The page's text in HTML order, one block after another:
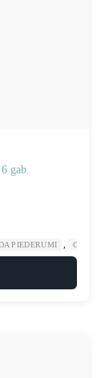
gab.
PIEDERUMI